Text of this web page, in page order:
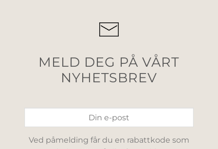
MELD DEG PÅ VÅRT
NYHETSBREV
Ved påmelding får du en rabattkode som